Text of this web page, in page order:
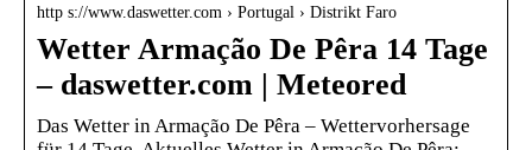
http s://www.daswetter.com › Portugal › Distrikt Faro
Wetter Armação De Pêra 14 Tage
– daswetter.com | Meteored
Das Wetter in Armação De Pêra – Wettervorhersage